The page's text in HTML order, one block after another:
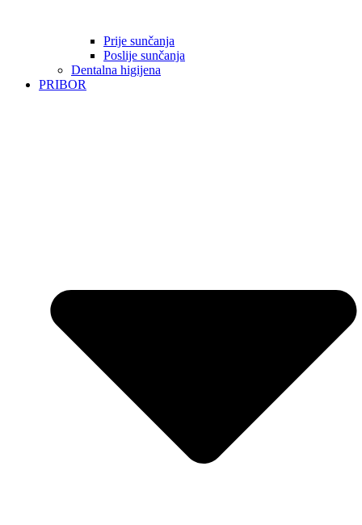
Prije sunčanja
Poslije sunčanja
Dentalna higijena
PRIBOR